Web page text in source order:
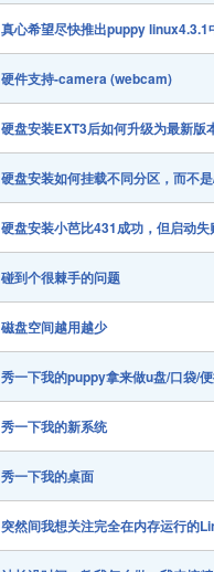
真心希望尽快推出puppy linux4.3.1
硬件支持-camera (webcam)
硬盘安装EXT3后如何升级为最新版
硬盘安装如何挂载不同分区，而不
硬盘安装小芭比431成功，但启动
碰到个很棘手的问题
磁盘空间越用越少
秀一下我的puppy拿来做u盘/口袋/
秀一下我的新系统
秀一下我的桌面
突然间我想关注完全在内存运行的